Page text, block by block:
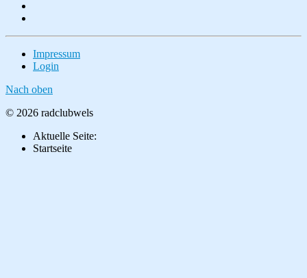
Impressum
Login
Nach oben
© 2026 radclubwels
Aktuelle Seite:
Startseite